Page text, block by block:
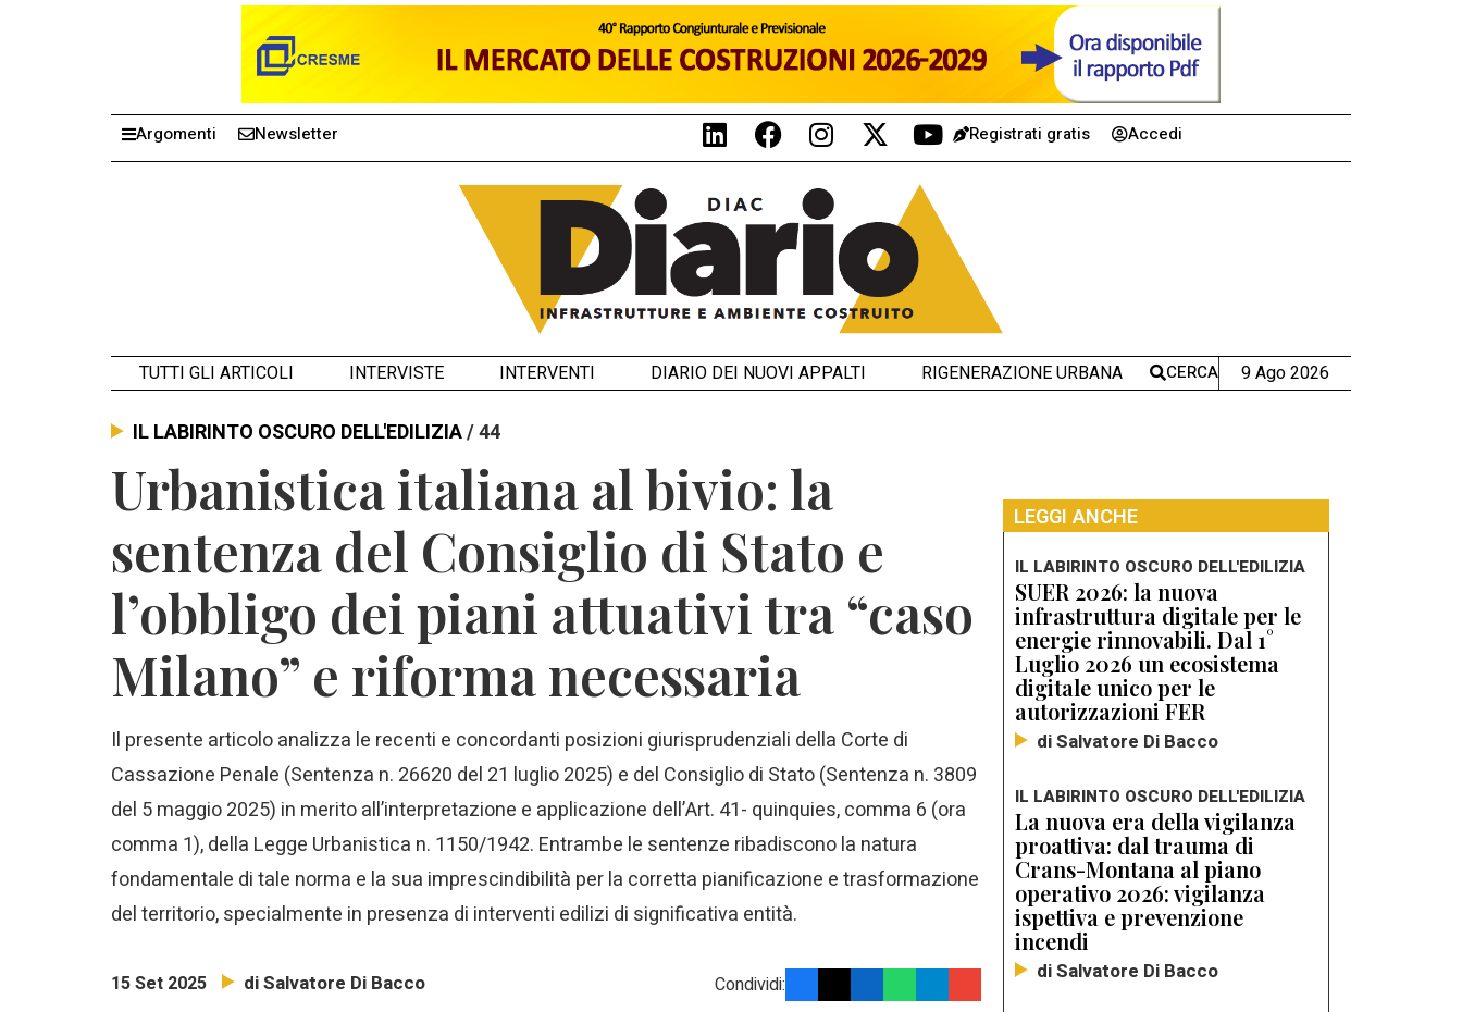
Argomenti Newsletter Registrati gratis Accedi
TUTTI GLI ARTICOLI INTERVISTE INTERVENTI DIARIO DEI NUOVI APPALTI RIGENERAZIONE URBANA CERCA 9 Ago 2026
IL LABIRINTO OSCURO DELL'EDILIZIA/ 44
Urbanistica italiana al bivio: la
sentenza del Consiglio di Stato e
l’obbligo dei piani attuativi tra “caso
Milano” e riforma necessaria
Il presente articolo analizza le recenti e concordanti posizioni giurisprudenziali della Corte di
Cassazione Penale (Sentenza n. 26620 del 21 luglio 2025) e del Consiglio di Stato (Sentenza n. 3809
del 5 maggio 2025) in merito all’interpretazione e applicazione dell’Art. 41- quinquies, comma 6 (ora
comma 1), della Legge Urbanistica n. 1150/1942. Entrambe le sentenze ribadiscono la natura
fondamentale di tale norma e la sua imprescindibilità per la corretta pianificazione e trasformazione
del territorio, specialmente in presenza di interventi edilizi di significativa entità.
15 Set 2025 di Salvatore Di Bacco Condividi:
LEGGI ANCHE
IL LABIRINTO OSCURO DELL'EDILIZIA
SUER 2026: la nuova
infrastruttura digitale per le
energie rinnovabili. Dal 1°
Luglio 2026 un ecosistema
digitale unico per le
autorizzazioni FER
di Salvatore Di Bacco
IL LABIRINTO OSCURO DELL'EDILIZIA
La nuova era della vigilanza
proattiva: dal trauma di
Crans-Montana al piano
operativo 2026: vigilanza
ispettiva e prevenzione
incendi
di Salvatore Di Bacco